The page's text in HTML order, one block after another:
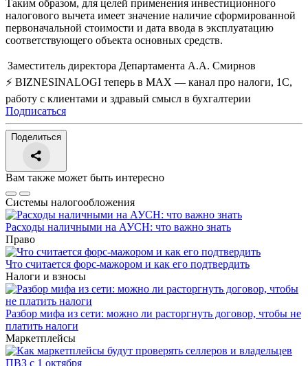
Таким образом, для целей применения инвестиционного
налогового вычета имеет значение наличие сформированной
первоначальной стоимости и дата ввода в эксплуатацию
соответствующего объекта основных средств.
Заместитель директора Департамента А.А. Смирнов
⚡ BIZNESINALOGI теперь в MAX — канал про налоги, 1С,
работу с клиентами и здравый смысл в бухгалтерии
Подписаться
Поделиться
Вам также может быть интересно
Системы налогообложения
Расходы наличными на АУСН: что важно знать
Право
Что считается форс-мажором и как его подтвердить
Налоги и взносы
Разбор мифа из сети: можно ли расторгнуть договор, чтобы не
платить налоги
Маркетплейсы